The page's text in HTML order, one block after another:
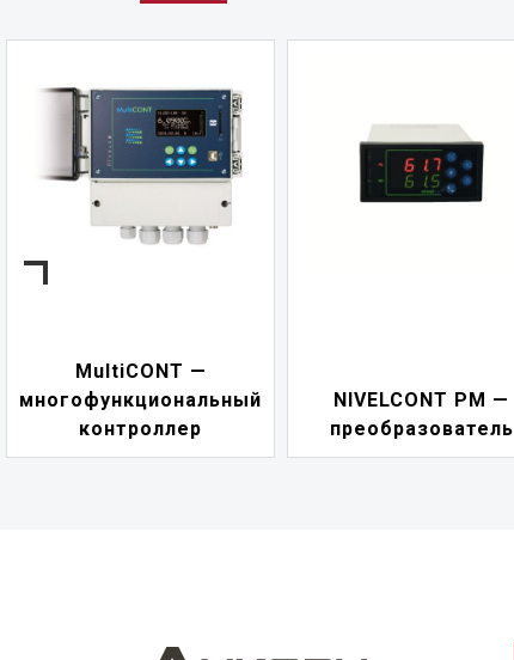
MultiCONT —
многофункциональный
контроллер
NIVELCONT PM —
преобразователь